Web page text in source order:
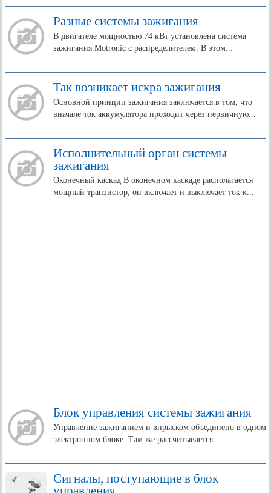
Разные системы зажигания
В двигателе мощностью 74 кВт установлена система
зажигания Motronic с распределителем. В этом...
Так возникает искра зажигания
Основной принцип зажигания заключается в том, что
вначале ток аккумулятора проходит через первичную...
Исполнительный орган системы
зажигания
Оконечный каскад В оконечном каскаде располагается
мощный транзистор, он включает и выключает ток к...
Блок управления системы зажигания
Управление зажиганием и впрыском объединено в одном
электронном блоке. Там же рассчитывается...
Сигналы, поступающие в блок